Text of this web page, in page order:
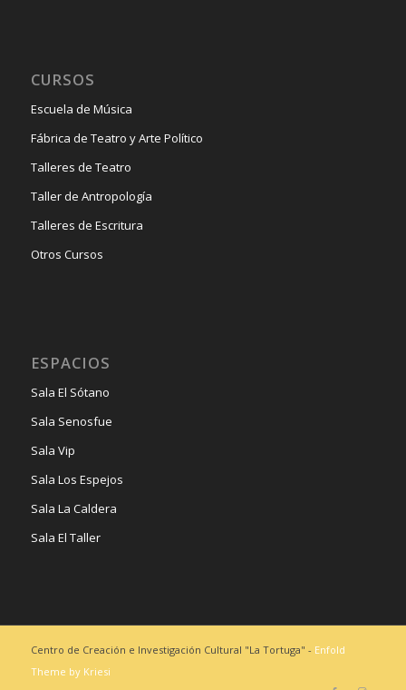
CURSOS
Escuela de Música
Fábrica de Teatro y Arte Político
Talleres de Teatro
Taller de Antropología
Talleres de Escritura
Otros Cursos
ESPACIOS
Sala El Sótano
Sala Senosfue
Sala Vip
Sala Los Espejos
Sala La Caldera
Sala El Taller
Centro de Creación e Investigación Cultural "La Tortuga" - Enfold
Theme by Kriesi